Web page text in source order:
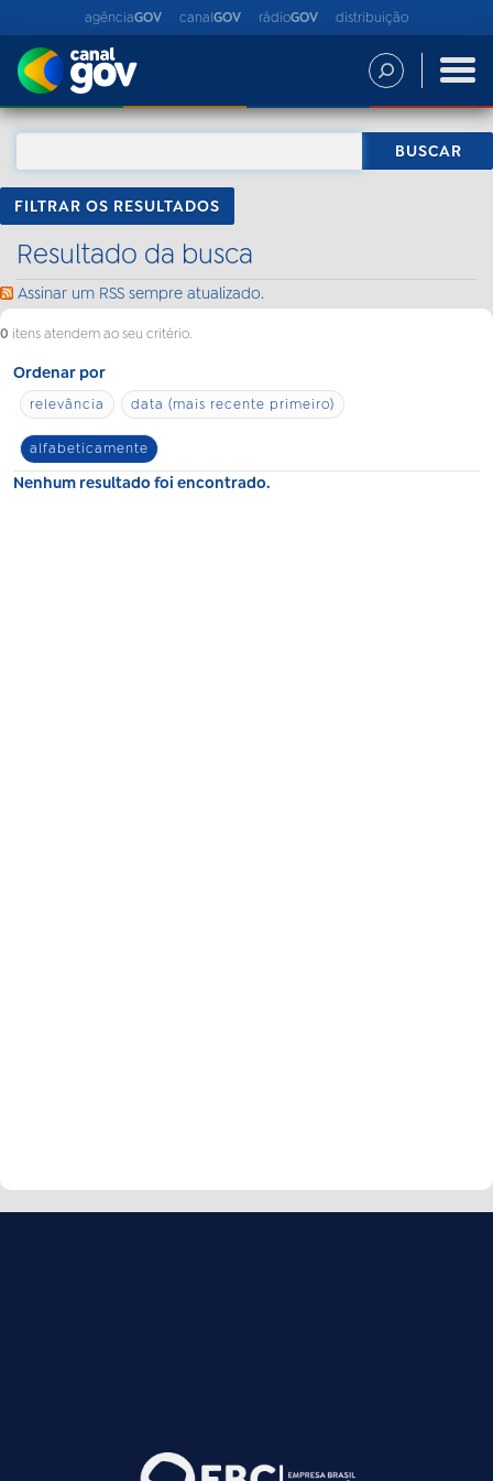
agênciaGOV canalGOV rádioGOV distribuição
FILTRAR OS RESULTADOS
Resultado da busca
Assinar um RSS sempre atualizado.
0 itens atendem ao seu critério.
Ordenar por
relevância data (mais recente primeiro)
alfabeticamente
Nenhum resultado foi encontrado.